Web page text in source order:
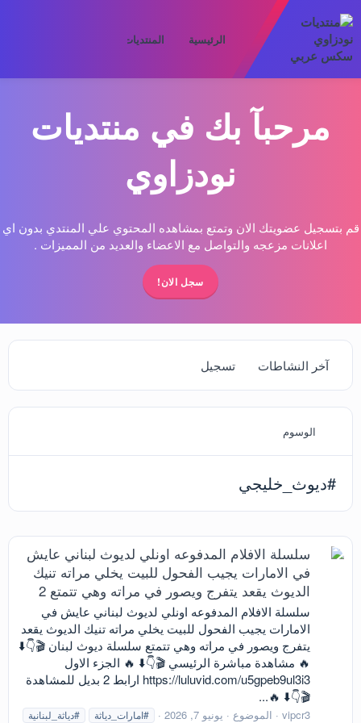
الرئيسية المنتديات
مرحبآ بك في منتديات
نودزاوي
قم بتسجيل عضويتك الان وتمتع بمشاهده المحتوي علي المنتدي بدون اي
اعلانات مزعجه والتواصل مع الاعضاء والعديد من المميزات .
سجل الان!
آخر النشاطات تسجيل
الوسوم
#ديوث_خليجي
سلسلة الافلام المدفوعه اونلي لديوث لبناني عايش
في الامارات يجيب الفحول للبيت يخلي مراته تنيك
الديوث يقعد يتفرج ويصور في مراته وهي تتمتع 2
سلسلة الافلام المدفوعه اونلي لديوث لبناني عايش في
الامارات يجيب الفحول للبيت يخلي مراته تنيك الديوث يقعد
يتفرج ويصور في مراته وهي تتمتع سلسلة ديوث لبنان 🎬👇⬇️
🔥 مشاهدة مباشرة الرئيسي 🎬👇⬇️ 🔥 الجزء الاول
https://luluvid.com/u5gpeb9ul3i3 ارابط 2 بديل للمشاهدة
🎬👇⬇️ 🔥...
vipcr3 الموضوع يونيو 7, 2026 #امارات_دياثة #دياثة_لبنانية